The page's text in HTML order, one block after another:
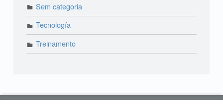
Sem categoria
Tecnología
Treinamento